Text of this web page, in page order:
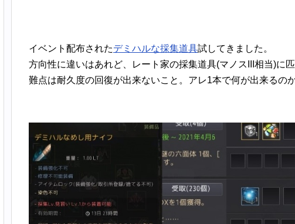
イベント配布されたデミハルな採集道具試してきました。
方向性に違いはあれど、レート家の採集道具(マノスIII相当)に
難点は耐久度の回復が出来ないこと。アレ1本で何が出来るの